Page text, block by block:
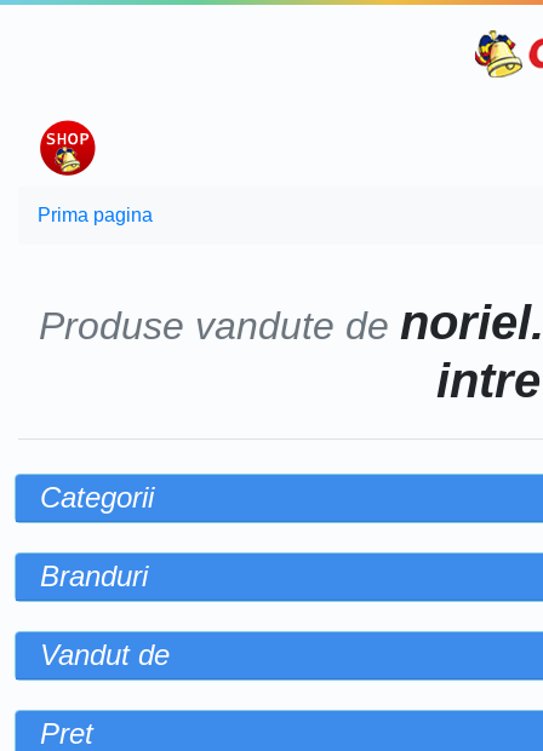
Prima pagina
Produse vandute de
Categorii
Branduri
Vandut de
Pret